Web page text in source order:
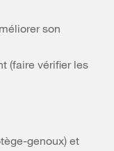
son
(faire vérifier les
genoux) et